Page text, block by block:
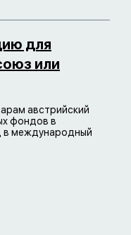
для
или
австрийский
фондов в
в международный